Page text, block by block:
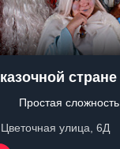
стране
Простая сложность
Цветочная улица, 6Д